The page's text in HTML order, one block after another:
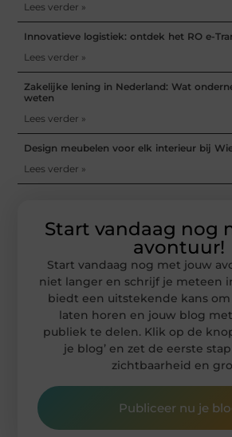
Lees verder »
Innovatieve logistiek: ontdek het RO e-
Lees verder »
Zakelijke lening in Nederland: Wat
weten
Lees verder »
Design meubelen voor elk interieur bij
Lees verder »
Start vandaag nog
avontuur!
Start vandaag nog met jouw
niet langer en schrijf je meteen
biedt een uitstekende kans
laten horen en jouw blog
publiek te delen. Klik op de
je blog’ en zet de eerste
zichtbaarheid en
Publiceer nu je